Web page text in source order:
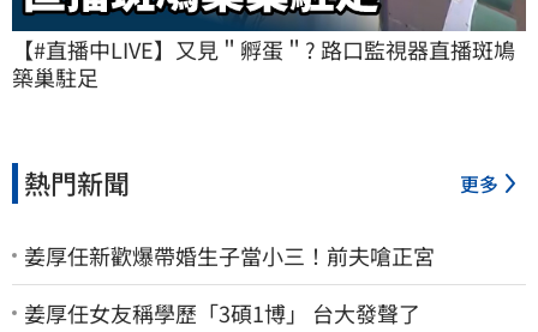
【#直播中LIVE】又見＂孵蛋＂? 路口監視器直播斑鳩
築巢駐足
熱門新聞 更多
姜厚任新歡爆帶婚生子當小三！前夫嗆正宮
姜厚任女友稱學歷「3碩1博」 台大發聲了